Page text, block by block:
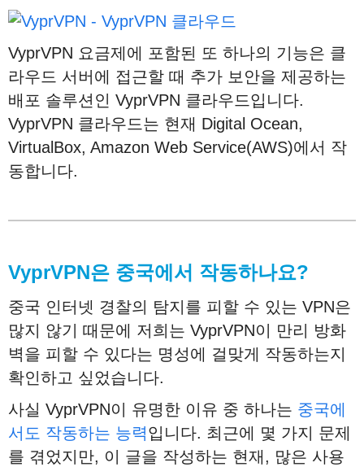
VyprVPN 요금제에 포함된 또 하나의 기능은 클
라우드 서버에 접근할 때 추가 보안을 제공하는
배포 솔루션인 VyprVPN 클라우드입니다.
VyprVPN 클라우드는 현재 Digital Ocean,
VirtualBox, Amazon Web Service(AWS)에서 작
동합니다.
VyprVPN은 중국에서 작동하나요?
중국 인터넷 경찰의 탐지를 피할 수 있는 VPN은
많지 않기 때문에 저희는 VyprVPN이 만리 방화
벽을 피할 수 있다는 명성에 걸맞게 작동하는지
확인하고 싶었습니다.
사실 VyprVPN이 유명한 이유 중 하나는 중국에
서도 작동하는 능력입니다. 최근에 몇 가지 문제
를 겪었지만, 이 글을 작성하는 현재, 많은 사용